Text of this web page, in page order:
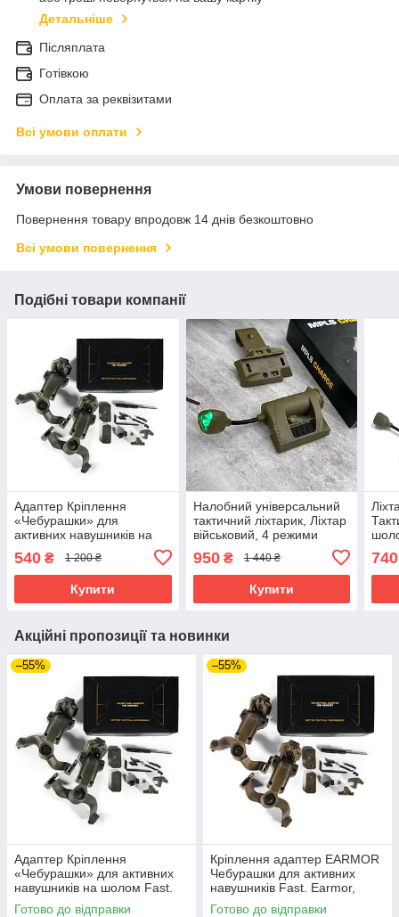
Детальніше
Післяплата
Готівкою
Оплата за реквізитами
Всі умови оплати
Умови повернення
Повернення товару впродовж 14 днів безкоштовно
Всі умови повернення
Подібні товари компанії
Адаптер Кріплення
«Чебурашки» для
активних навушників на
Howard, Walker
540 ₴ 1 200 ₴
Купити
Налобний універсальний
тактичний ліхтарик, Ліхтар
військовий, 4 режими
950₴ 1 440 ₴
Купити
740
Акційні пропозиції та новинки
–55%
Адаптер Кріплення
«Чебурашки» для активних
навушників на шолом Fast.
Earmor, Howard, Walker
Готово до відправки
–55%
Кріплення адаптер EARMOR
Чебурашки для активних
навушників Fast. Earmor,
Howard, Walker
Готово до відправки